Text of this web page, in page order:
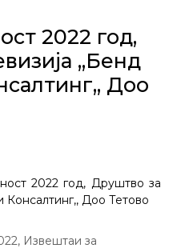
2022 год,
,,Бенд
Доо
2022 год, Друштво за
Консалтинг,, Доо Тетово
, Извештаи за